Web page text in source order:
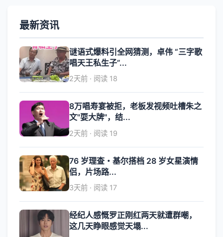
最新资讯
谜语式爆料引全网猜测，卓伟 “三字歌
唱天王私生子”...
2天前 · 阅读 18
8万唱寿宴被拒，老板发视频吐槽朱之
文"耍大牌"，结...
2天前 · 阅读 19
76 岁理查・基尔搭档 28 岁女星演情
侣，片场路...
3天前 · 阅读 17
经纪人感慨罗正刚红两天就遭群嘲，
这几天睁眼感觉天塌...